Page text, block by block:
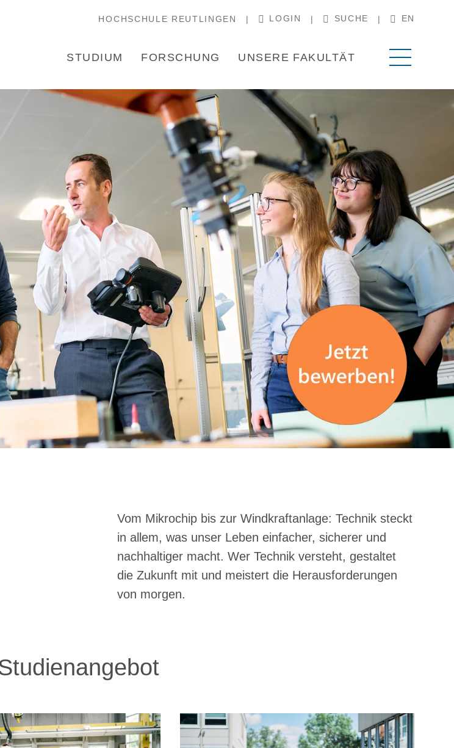
HOCHSCHULE REUTLINGEN LOGIN SUCHE EN
STUDIUM FORSCHUNG UNSERE FAKULTÄT
Vom Mikrochip bis zur Windkraftanlage: Technik steckt
in allem, was unser Leben einfacher, sicherer und
nachhaltiger macht. Wer Technik versteht, gestaltet
die Zukunft mit und meistert die Herausforderungen
von morgen.